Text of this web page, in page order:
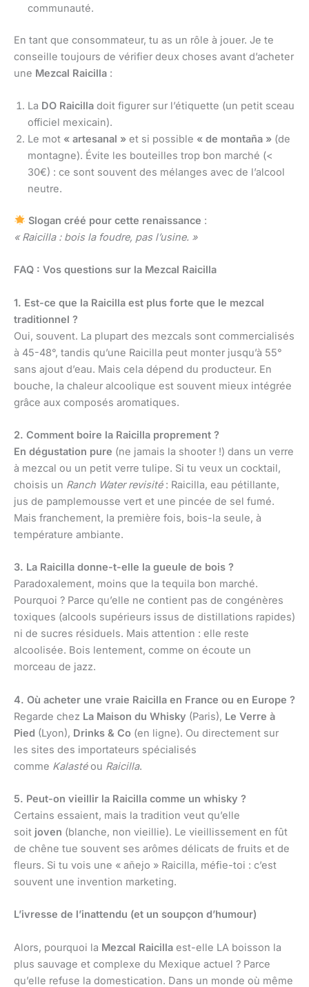
communauté.
En tant que consommateur, tu as un rôle à jouer. Je te
conseille toujours de vérifier deux choses avant d’acheter
une Mezcal Raicilla :
La DO Raicilla doit figurer sur l’étiquette (un petit sceau
officiel mexicain).
Le mot « artesanal » et si possible « de montaña » (de
montagne). Évite les bouteilles trop bon marché (<
30€) : ce sont souvent des mélanges avec de l’alcool
neutre.
Slogan créé pour cette renaissance :
« Raicilla : bois la foudre, pas l’usine. »
FAQ : Vos questions sur la Mezcal Raicilla
1. Est-ce que la Raicilla est plus forte que le mezcal
traditionnel ?
Oui, souvent. La plupart des mezcals sont commercialisés
à 45-48°, tandis qu’une Raicilla peut monter jusqu’à 55°
sans ajout d’eau. Mais cela dépend du producteur. En
bouche, la chaleur alcoolique est souvent mieux intégrée
grâce aux composés aromatiques.
2. Comment boire la Raicilla proprement ?
En dégustation pure (ne jamais la shooter !) dans un verre
à mezcal ou un petit verre tulipe. Si tu veux un cocktail,
choisis un Ranch Water revisité: Raicilla, eau pétillante,
jus de pamplemousse vert et une pincée de sel fumé.
Mais franchement, la première fois, bois-la seule, à
température ambiante.
3. La Raicilla donne-t-elle la gueule de bois ?
Paradoxalement, moins que la tequila bon marché.
Pourquoi ? Parce qu’elle ne contient pas de congénères
toxiques (alcools supérieurs issus de distillations rapides)
ni de sucres résiduels. Mais attention : elle reste
alcoolisée. Bois lentement, comme on écoute un
morceau de jazz.
4. Où acheter une vraie Raicilla en France ou en Europe ?
Regarde chez La Maison du Whisky (Paris), Le Verre à
Pied (Lyon), Drinks & Co (en ligne). Ou directement sur
les sites des importateurs spécialisés
comme Kalastéou Raicilla.
5. Peut-on vieillir la Raicilla comme un whisky ?
Certains essaient, mais la tradition veut qu’elle
soit joven (blanche, non vieillie). Le vieillissement en fût
de chêne tue souvent ses arômes délicats de fruits et de
fleurs. Si tu vois une « añejo » Raicilla, méfie-toi : c’est
souvent une invention marketing.
L’ivresse de l’inattendu (et un soupçon d’humour)
Alors, pourquoi la Mezcal Raicilla est-elle LA boisson la
plus sauvage et complexe du Mexique actuel ? Parce
qu’elle refuse la domestication. Dans un monde où même